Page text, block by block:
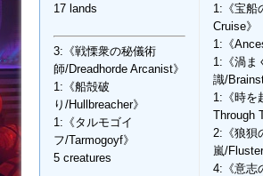
17 lands
3:《戦慄衆の秘儀術
師/Dreadhorde Arcanist》
1:《船殻破
り/Hullbreacher》
1:《タルモゴイ
フ/Tarmogoyf》
5 creatures
1:《宝船
Cruise》
1:《
1:《渦ま
識/
1:《時を
Through
2:《狼狽
嵐/
4:《意志